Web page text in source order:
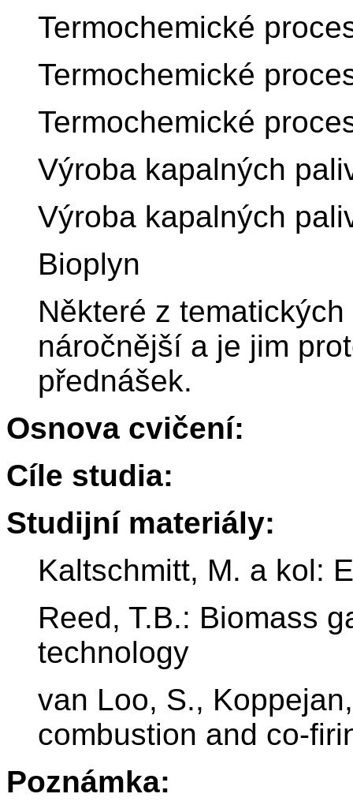
Termochemické
Termochemické
Termochemické
Výroba kapalných
Výroba kapalných
Bioplyn
Některé z
náročnější a je jim
přednášek.
Osnova cvičení:
Cíle studia:
Studijní materiály:
Kaltschmitt, M. a kol:
Reed, T.B.: Biomass
technology
van Loo, S.,
combustion and co-
Poznámka: